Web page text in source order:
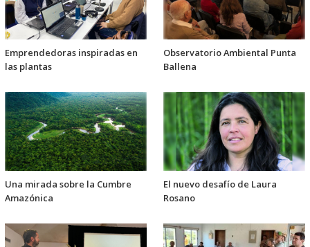
Emprendedoras inspiradas en
las plantas
Observatorio Ambiental Punta
Ballena
Una mirada sobre la Cumbre
Amazónica
El nuevo desafío de Laura
Rosano